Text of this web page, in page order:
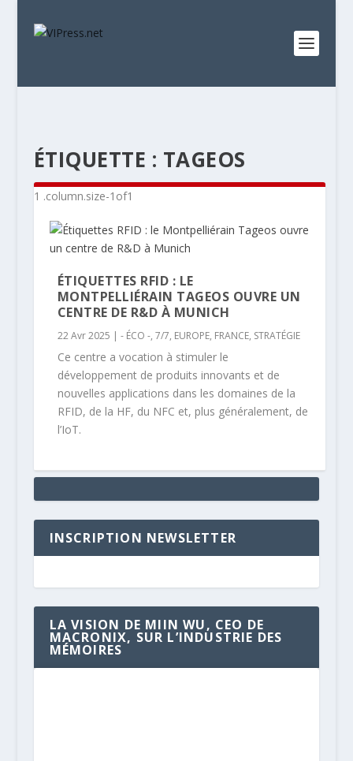
ÉTIQUETTE : TAGEOS
ÉTIQUETTES RFID : LE
MONTPELLIÉRAIN TAGEOS OUVRE UN
CENTRE DE R&D À MUNICH
22 Avr 2025 | - ÉCO -, 7/7, EUROPE, FRANCE, STRATÉGIE
Ce centre a vocation à stimuler le
développement de produits innovants et de
nouvelles applications dans les domaines de la
RFID, de la HF, du NFC et, plus généralement, de
l’IoT.
INSCRIPTION NEWSLETTER
LA VISION DE MIIN WU, CEO DE
MACRONIX, SUR L’INDUSTRIE DES
MÉMOIRES